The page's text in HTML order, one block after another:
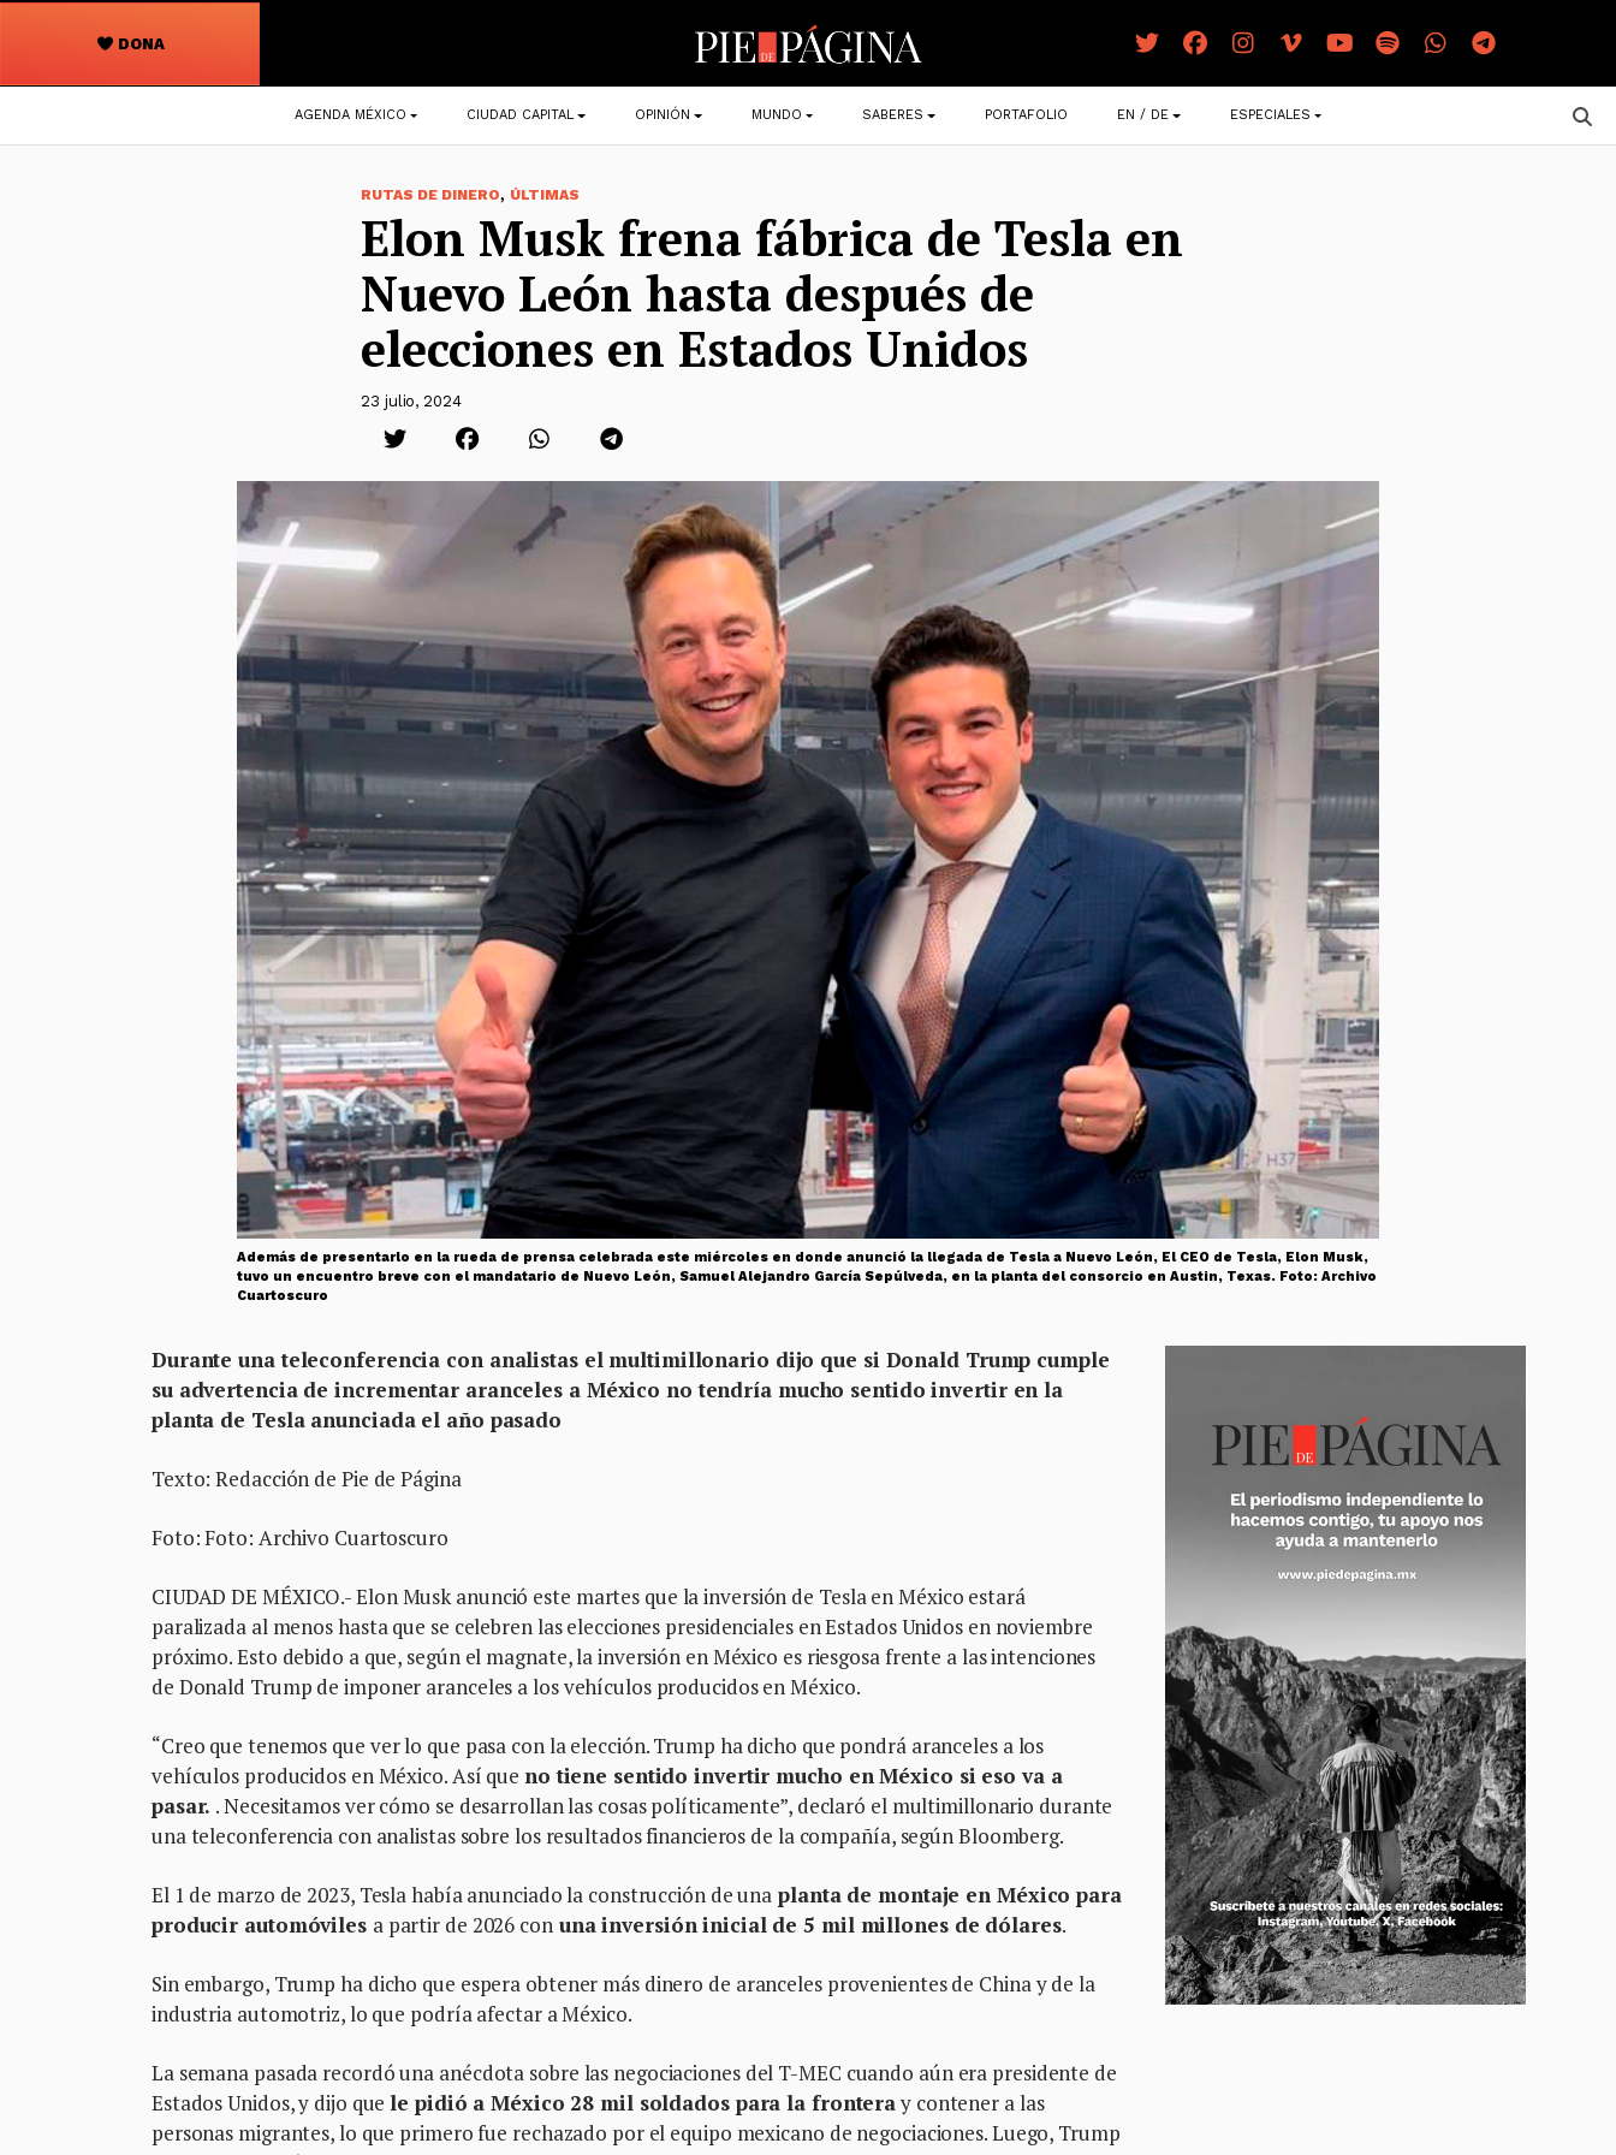
DONA
Navegación
principal
AGENDA MÉXICO CIUDAD CAPITAL OPINIÓN MUNDO SABERES PORTAFOLIO EN / DE ESPECIALES
RUTAS DE DINERO, ÚLTIMAS
Elon Musk frena fábrica de Tesla en
Nuevo León hasta después de
elecciones en Estados Unidos
23 julio, 2024
Además de presentarlo en la rueda de prensa celebrada este miércoles en donde anunció la llegada de Tesla a Nuevo León, El CEO de Tesla, Elon Musk,
tuvo un encuentro breve con el mandatario de Nuevo León, Samuel Alejandro García Sepúlveda, en la planta del consorcio en Austin, Texas. Foto: Archivo
Cuartoscuro
Durante una teleconferencia con analistas el multimillonario dijo que si Donald Trump cumple
su advertencia de incrementar aranceles a México no tendría mucho sentido invertir en la
planta de Tesla anunciada el año pasado
Texto: Redacción de Pie de Página
Foto: Foto: Archivo Cuartoscuro
CIUDAD DE MÉXICO.- Elon Musk anunció este martes que la inversión de Tesla en México estará
paralizada al menos hasta que se celebren las elecciones presidenciales en Estados Unidos en noviembre
próximo. Esto debido a que, según el magnate, la inversión en México es riesgosa frente a las intenciones
de Donald Trump de imponer aranceles a los vehículos producidos en México.
“Creo que tenemos que ver lo que pasa con la elección. Trump ha dicho que pondrá aranceles a los
vehículos producidos en México. Así que no tiene sentido invertir mucho en México si eso va a
pasar. . Necesitamos ver cómo se desarrollan las cosas políticamente”, declaró el multimillonario durante
una teleconferencia con analistas sobre los resultados financieros de la compañía, según Bloomberg.
El 1 de marzo de 2023, Tesla había anunciado la construcción de una planta de montaje en México para
producir automóviles a partir de 2026 con una inversión inicial de 5 mil millones de dólares.
Sin embargo, Trump ha dicho que espera obtener más dinero de aranceles provenientes de China y de la
industria automotriz, lo que podría afectar a México.
La semana pasada recordó una anécdota sobre las negociaciones del T-MEC cuando aún era presidente de
Estados Unidos, y dijo quele pidió a México 28 mil soldados para la fronteray contener a las
personas migrantes, lo que primero fue rechazado por el equipo mexicano de negociaciones. Luego, Trump